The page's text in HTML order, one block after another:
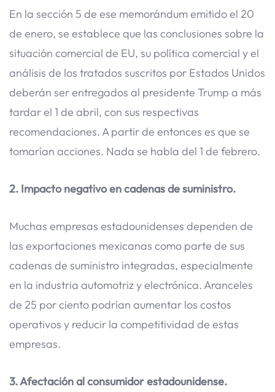
En la sección 5 de ese memorándum emitido el 20
de enero, se establece que las conclusiones sobre la
situación comercial de EU, su política comercial y el
análisis de los tratados suscritos por Estados Unidos
deberán ser entregados al presidente Trump a más
tardar el 1 de abril, con sus respectivas
recomendaciones. A partir de entonces es que se
tomarían acciones. Nada se habla del 1 de febrero.
2. Impacto negativo en cadenas de suministro.
Muchas empresas estadounidenses dependen de
las exportaciones mexicanas como parte de sus
cadenas de suministro integradas, especialmente
en la industria automotriz y electrónica. Aranceles
de 25 por ciento podrían aumentar los costos
operativos y reducir la competitividad de estas
empresas.
3. Afectación al consumidor estadounidense.